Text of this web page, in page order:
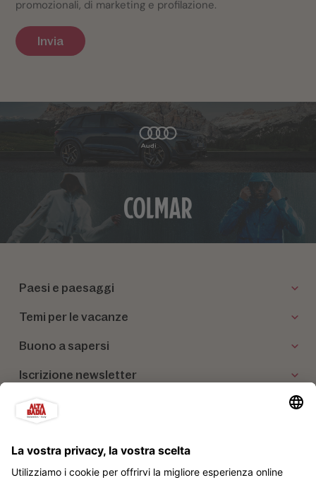
promozionali, di marketing e profilazione.
Invia
Paesi e paesaggi
Temi per le vacanze
Buono a sapersi
Iscrizione newsletter
I nostri partner